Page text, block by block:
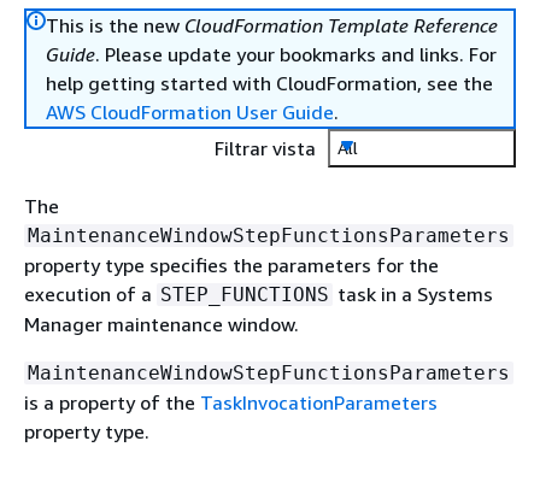
This is the new CloudFormation Template Reference
Guide. Please update your bookmarks and links. For
help getting started with CloudFormation, see the
AWS CloudFormation User Guide.
Filtrar vista
All
The
MaintenanceWindowStepFunctionsParameters
property type specifies the parameters for the
execution of a STEP_FUNCTIONS task in a Systems
Manager maintenance window.
MaintenanceWindowStepFunctionsParameters
is a property of the TaskInvocationParameters
property type.